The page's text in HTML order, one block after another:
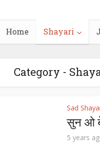
Home Shayari
Category -
Sad
सुन ओ
5 years
तो क्या हुवा, अगर हम दोनो में